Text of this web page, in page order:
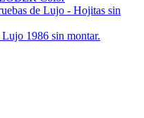
de Lujo - Hojitas sin
1986 sin montar.